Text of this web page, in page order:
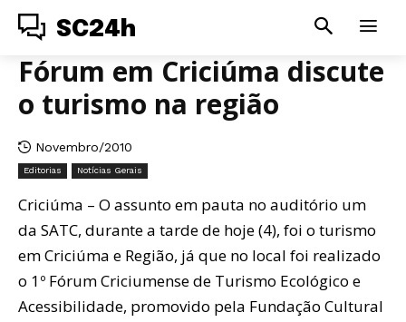
SC24h
Fórum em Criciúma discute
o turismo na região
Novembro/2010
Editorias Notícias Gerais
Criciúma – O assunto em pauta no auditório um
da SATC, durante a tarde de hoje (4), foi o turismo
em Criciúma e Região, já que no local foi realizado
o 1º Fórum Criciumense de Turismo Ecológico e
Acessibilidade, promovido pela Fundação Cultural